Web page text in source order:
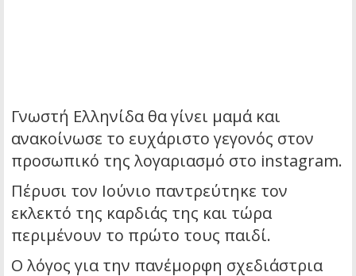
Γνωστή Ελληνίδα θα γίνει μαμά και
ανακοίνωσε το ευχάριστο γεγονός στον
προσωπικό της λογαριασμό στο instagram.
Πέρυσι τον Ιούνιο παντρεύτηκε τον
εκλεκτό της καρδιάς της και τώρα
περιμένουν το πρώτο τους παιδί.
Ο λόγος για την πανέμορφη σχεδιάστρια